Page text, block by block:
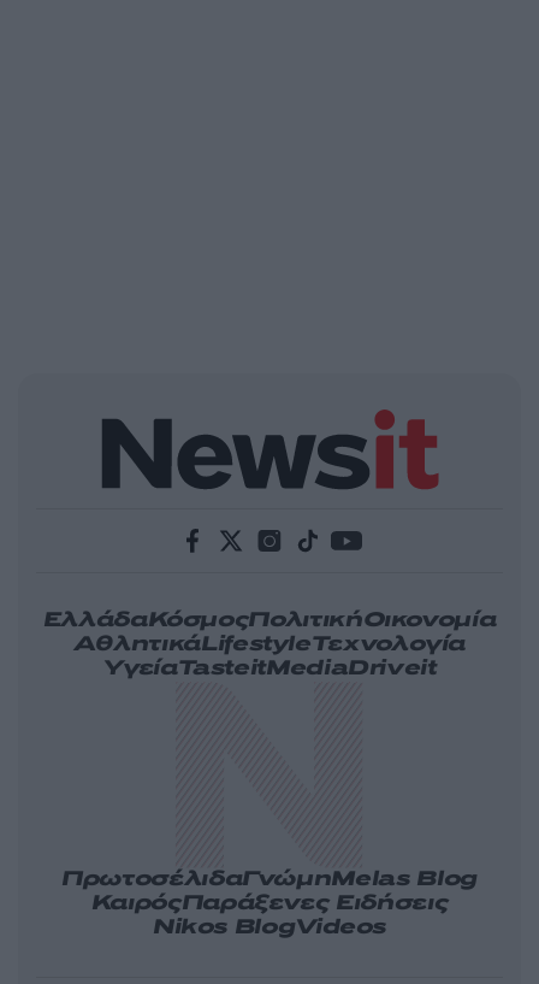
ΕλλάδαΚόσμοςΠολιτικήΟικονομία
ΑθλητικάLifestyleΤεχνολογία
ΥγείαTasteitMediaDriveit
ΠρωτοσέλιδαΓνώμηMelas Blog
ΚαιρόςΠαράξενες Ειδήσεις
Nikos BlogVideos